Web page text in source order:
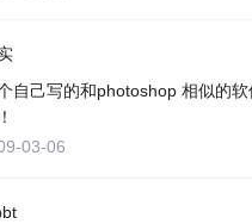
自己写的和photoshop 相似的软
03-06